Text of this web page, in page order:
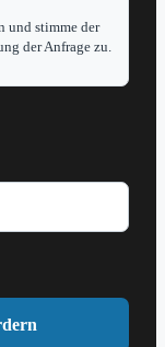
und stimme der
der Anfrage zu.